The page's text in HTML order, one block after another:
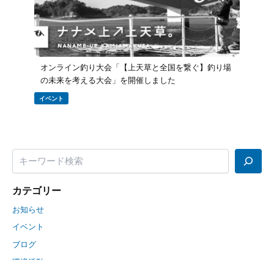
オンライン釣り大会「【上天草と全国を繋ぐ】釣り場
の未来を考える大会」を開催しました
イベント
カテゴリー
お知らせ
イベント
ブログ